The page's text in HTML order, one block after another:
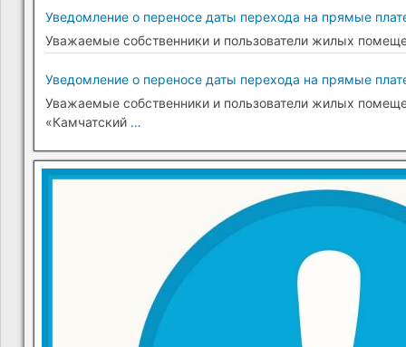
Уведомление о переносе даты перехода на прямые
Уважаемые собственники и пользователи жилых
Уведомление о переносе даты перехода на прямые
Уважаемые собственники и пользователи жилых
«Камчатский …